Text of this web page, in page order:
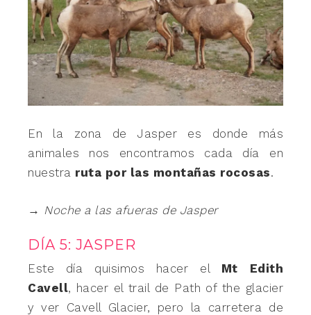
En la zona de Jasper es donde más
animales nos encontramos cada día en
nuestra ruta por las montañas rocosas.
→ Noche a las afueras de Jasper
DÍA 5: JASPER
Este día quisimos hacer el Mt Edith
Cavell, hacer el trail de Path of the glacier
y ver Cavell Glacier, pero la carretera de